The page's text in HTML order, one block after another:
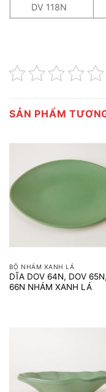
DV 118N
SẢN PHẨM
BỘ NHÁM XANH LÁ
DĨA DOV 64N, DOV
66N NHÁM XANH LÁ